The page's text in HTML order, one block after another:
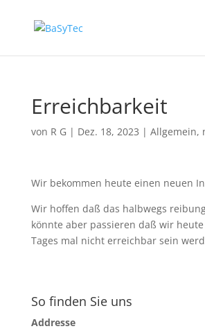
Erreichbarkeit
von R G | Dez. 18, 2023 | Allgemein,
Wir bekommen heute einen neuen
Wir hoffen daß das halbwegs
könnte aber passieren daß wir
Tages mal nicht erreichbar sein
So finden Sie uns
Addresse